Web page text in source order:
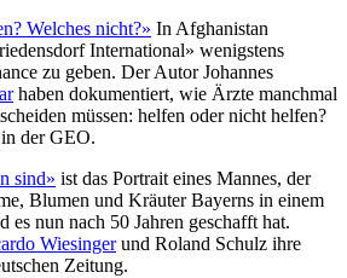
Welches nicht?» In Afghanistan
International» wenigstens
zu geben. Der Autor Johannes
haben dokumentiert, wie Ärzte manchmal
müssen: helfen oder nicht helfen?
der GEO.
sind» ist das Portrait eines Mannes, der
Blumen und Kräuter Bayerns in einem
es nun nach 50 Jahren geschafft hat.
Wiesingerund Roland Schulz ihre
Zeitung.